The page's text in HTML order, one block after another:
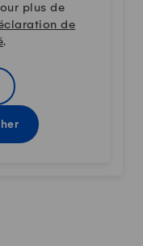
plus de
de
.